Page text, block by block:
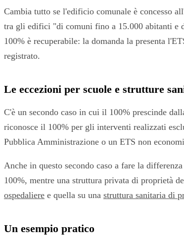
Cambia tutto se l'edificio comunale è concesso
tra gli edifici "di comuni fino a 15.000 abitanti e
100% è recuperabile: la domanda la presenta
registrato.
Le eccezioni per scuole e strutture
C'è un secondo caso in cui il 100% prescinde
riconosce il 100% per gli interventi realizzati
Pubblica Amministrazione o un ETS non
Anche in questo secondo caso a fare la
100%, mentre una struttura privata di proprietà
ospedaliere e quella su una struttura sanitaria di
Un esempio pratico